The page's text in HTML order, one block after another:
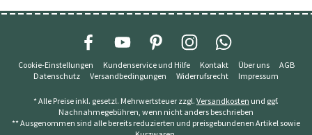
Cookie-Einstellungen Kundenservice und Hilfe Kontakt Über uns
AGB
Datenschutz
Versandbedingungen Widerrufsrecht Impressum
* Alle Preise inkl. gesetzl. Mehrwertsteuer zzgl. Versandkosten und ggf.
Nachnahmegebühren, wenn nicht anders beschrieben
** Ausgenommen sind alle bereits reduzierten und preisgebundenen Artikel sowie